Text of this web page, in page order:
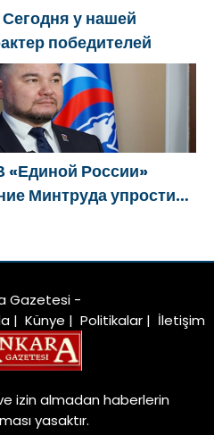
у нашей
победителей
«Единой России»
Минтруда упростить
Gazetesi -
| Künye | Politikalar | İletişim
izin almadan haberlerin
yasaktır.